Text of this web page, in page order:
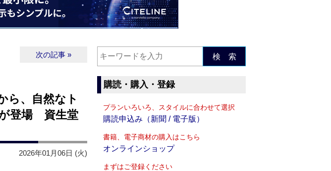
次の記事 »
ら、自然なト
登場 資生堂
2026年01月06日 (火)
検 索
購読・購入・登録
プランいろいろ、スタイルに合わせて選択
購読申込み（新聞 / 電子版）
書籍、電子商材の購入はこちら
オンラインショップ
まずはご登録ください